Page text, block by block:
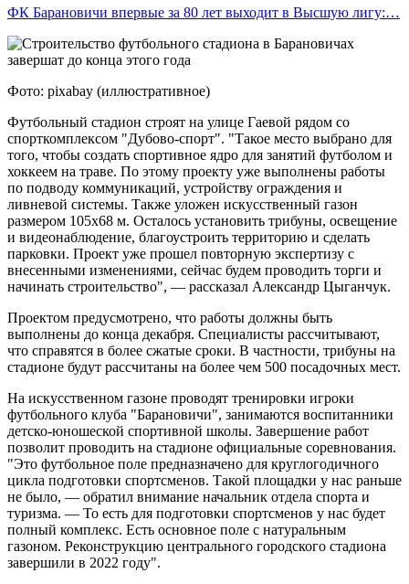
ФК Барановичи впервые за 80 лет выходит в Высшую лигу:…
Фото: pixabay (иллюстративное)
Футбольный стадион строят на улице Гаевой рядом со
спорткомплексом "Дубово-спорт". "Такое место выбрано для
того, чтобы создать спортивное ядро для занятий футболом и
хоккеем на траве. По этому проекту уже выполнены работы
по подводу коммуникаций, устройству ограждения и
ливневой системы. Также уложен искусственный газон
размером 105х68 м. Осталось установить трибуны, освещение
и видеонаблюдение, благоустроить территорию и сделать
парковки. Проект уже прошел повторную экспертизу с
внесенными изменениями, сейчас будем проводить торги и
начинать строительство", — рассказал Александр Цыганчук.
Проектом предусмотрено, что работы должны быть
выполнены до конца декабря. Специалисты рассчитывают,
что справятся в более сжатые сроки. В частности, трибуны на
стадионе будут рассчитаны на более чем 500 посадочных мест.
На искусственном газоне проводят тренировки игроки
футбольного клуба "Барановичи", занимаются воспитанники
детско-юношеской спортивной школы. Завершение работ
позволит проводить на стадионе официальные соревнования.
"Это футбольное поле предназначено для круглогодичного
цикла подготовки спортсменов. Такой площадки у нас раньше
не было, — обратил внимание начальник отдела спорта и
туризма. — То есть для подготовки спортсменов у нас будет
полный комплекс. Есть основное поле с натуральным
газоном. Реконструкцию центрального городского стадиона
завершили в 2022 году".